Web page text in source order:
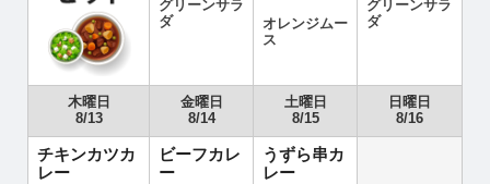
グリーンサラ
ダ
オレンジムー
ス
グリーンサラ
ダ
木曜日
8/13
金曜日
8/14
土曜日
8/15
日曜日
8/16
チキンカツカ
レー
ビーフカレ
ー
うずら串カ
レー